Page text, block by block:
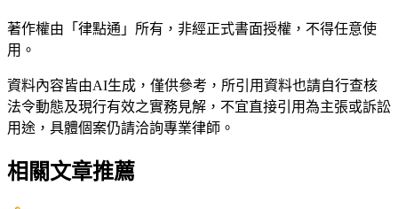
著作權由「律點通」所有，非經正式書面授權，不得任意使
用。
資料內容皆由AI生成，僅供參考，所引用資料也請自行查核
法令動態及現行有效之實務見解，不宜直接引用為主張或訴訟
用途，具體個案仍請洽詢專業律師。
相關文章推薦